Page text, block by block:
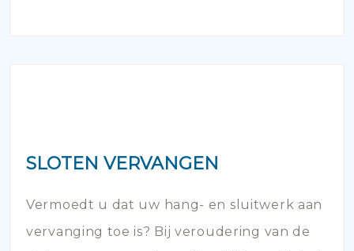
SLOTEN VERVANGEN
Vermoedt u dat uw hang- en sluitwerk aan
vervanging toe is? Bij veroudering van de